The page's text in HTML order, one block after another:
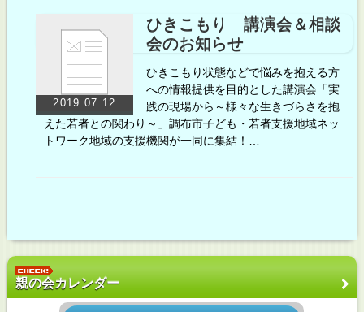
2019.07.12
ひきこもり 講演会＆相談
会のお知らせ
ひきこもり状態などで悩みを抱える方
への情報提供を目的とした講演会「実
践の現場から～様々な生きづらさを抱
えた若者との関わり～」調布市子ども・若者支援地域ネッ
トワーク地域の支援機関が一同に集結！…
親の会カレンダー